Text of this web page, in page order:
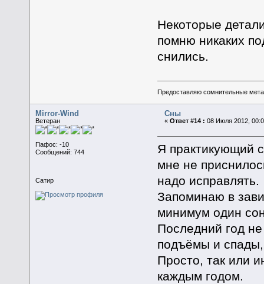
Некоторые
помню никаких
снились.
Предоставляю сомнительные
Mirror-Wind
Ветеран
Пафос: -10
Сообщений: 744
Сатир
Сны
«Ответ #14 : 08 Июля 2012,
Я практикующий
мне не
надо исправлять.
Запоминаю в
минимум один
Последний год
подъёмы и
Просто, так или
каждым годом.